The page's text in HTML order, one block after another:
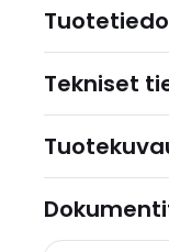
Tekniset